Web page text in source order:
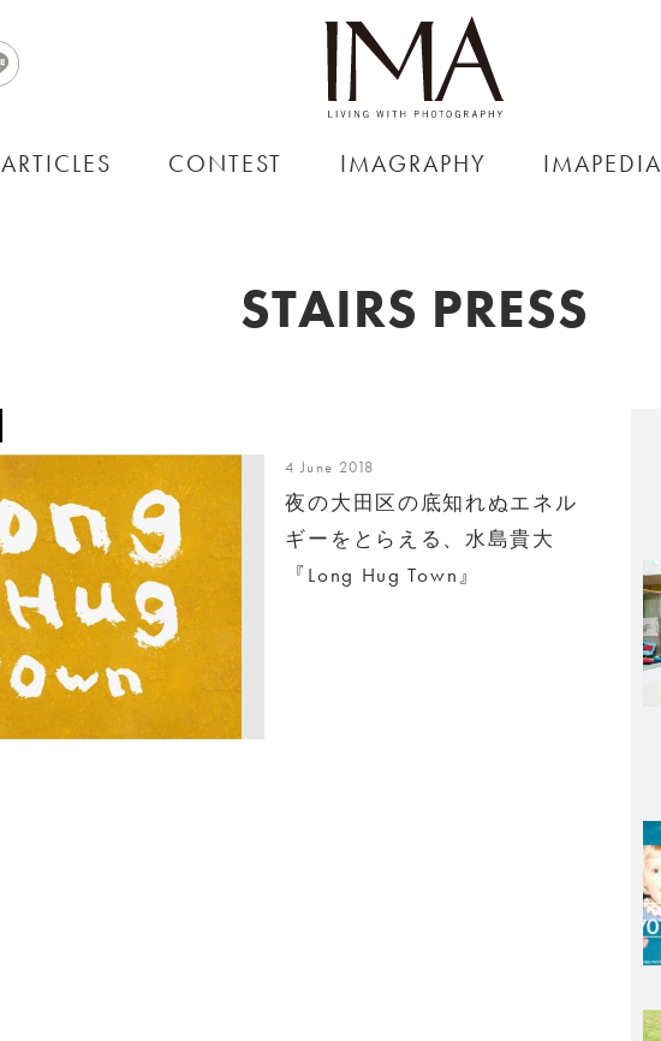
ARTICLES CONTEST IMAGRAPHY IMAPEDIA
STAIRS PRESS
4 June 2018
夜の大田区の底知れぬエネル
ギーをとらえる、水島貴大
『Long Hug Town』